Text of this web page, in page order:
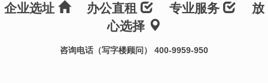
企业选址 办公直租 专业服务
放
心选择
咨询电话（写字楼顾问） 400-9959-950